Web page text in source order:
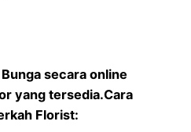
secara online
yang tersedia.Cara
Florist: